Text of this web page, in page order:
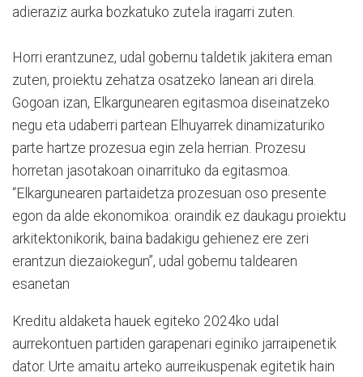
adieraziz aurka bozkatuko zutela iragarri zuten.
Horri erantzunez, udal gobernu taldetik jakitera eman
zuten, proiektu zehatza osatzeko lanean ari direla.
Gogoan izan, Elkargunearen egitasmoa diseinatzeko
negu eta udaberri partean Elhuyarrek dinamizaturiko
parte hartze prozesua egin zela herrian. Prozesu
horretan jasotakoan oinarrituko da egitasmoa.
“Elkargunearen partaidetza prozesuan oso presente
egon da alde ekonomikoa: oraindik ez daukagu proiektu
arkitektonikorik, baina badakigu gehienez ere zeri
erantzun diezaiokegun”, udal gobernu taldearen
esanetan
Kreditu aldaketa hauek egiteko 2024ko udal
aurrekontuen partiden garapenari eginiko jarraipenetik
dator. Urte amaitu arteko aurreikuspenak egitetik hain